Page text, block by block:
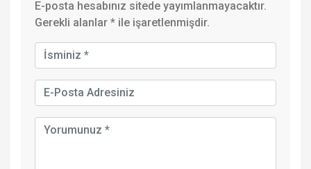
E-posta hesabınız sitede yayımlanmayacaktır.
Gerekli alanlar * ile işaretlenmişdir.